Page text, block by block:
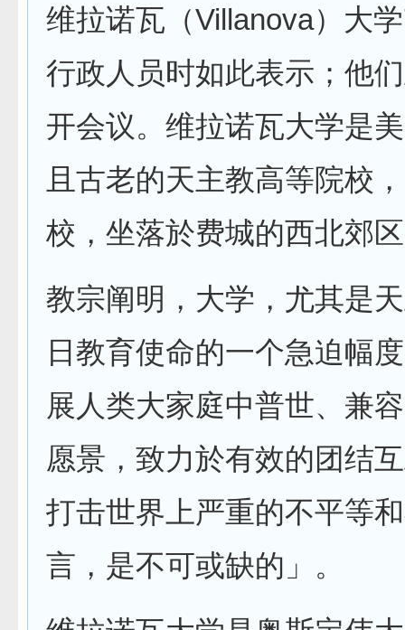
维拉诺瓦（Villanova）大
行政人员时如此表示；他
开会议。维拉诺瓦大学是
且古老的天主教高等院校
校，坐落於费城的西北郊
教宗阐明，大学，尤其是
日教育使命的一个急迫幅
展人类大家庭中普世、兼
愿景，致力於有效的团结
打击世界上严重的不平等
言，是不可或缺的」。